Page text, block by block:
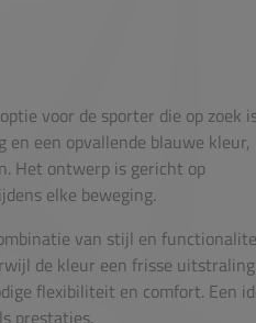
voor de sporter die op zoek
en een opvallende blauwe
Het ontwerp is gericht op
elke beweging.
van stijl en
de kleur een frisse
flexibiliteit en comfort. Een